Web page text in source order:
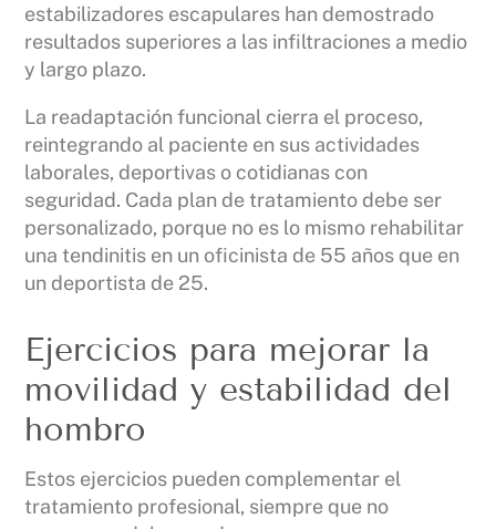
estabilizadores escapulares han demostrado
resultados superiores a las infiltraciones a medio
y largo plazo.
La readaptación funcional cierra el proceso,
reintegrando al paciente en sus actividades
laborales, deportivas o cotidianas con
seguridad. Cada plan de tratamiento debe ser
personalizado, porque no es lo mismo rehabilitar
una tendinitis en un oficinista de 55 años que en
un deportista de 25.
Ejercicios para mejorar la
movilidad y estabilidad del
hombro
Estos ejercicios pueden complementar el
tratamiento profesional, siempre que no